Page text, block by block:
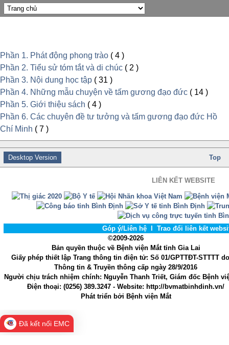
Phần 1. Phát động phong trào ( 4 )
Phần 2. Tiểu sử tóm tắt và di chúc ( 2 )
Phần 3. Nội dung học tập ( 31 )
Phần 4. Những mẫu chuyện về tấm gương đạo đức ( 14 )
Phần 5. Giới thiệu sách ( 4 )
Phần 6. Các chuyên đề tư tưởng và tấm gương đạo đức Hồ
Chí Minh ( 7 )
Desktop Version Top
LIÊN KẾT WEBSITE
Góp ý/Liên hệ l
Trao đổi liên kết
©2009-2026
Bản quyền thuộc về Bệnh viện Mắt tỉnh Gia Lai
Giấy phép thiết lập Trang thông tin điện tử: Số 01/GPTTĐT-STTTT
Thông tin & Truyền thông cấp ngày 28/9/2016
Người chịu trách nhiệm chính: Nguyễn Thanh Triết, Giám đốc Bệnh
Điện thoại:(0256) 389.3247- Website: http://bvmatbinhdinh.vn/
Phát triển bởi Bệnh viện Mắt
Đã kết nối EMC